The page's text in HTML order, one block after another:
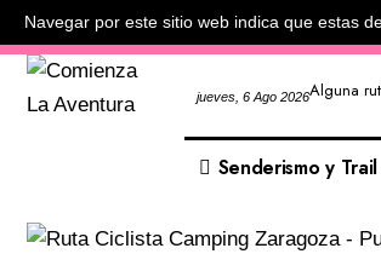
Navegar por este sitio web indica que estas
jueves, 6 Ago 2026Alguna
Senderismo y Trail